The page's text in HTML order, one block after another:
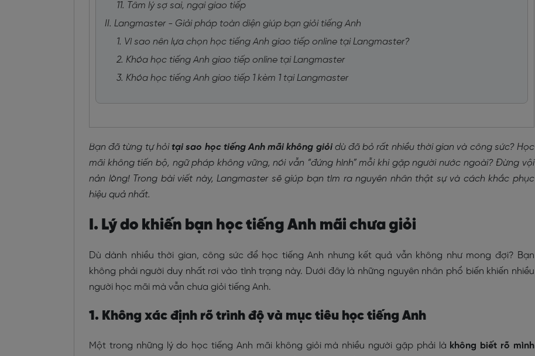
11. Tâm lý sợ sai, ngại giao tiếp
II. Langmaster - Giải pháp toàn diện giúp bạn giỏi tiếng Anh
1. Vì sao nên lựa chọn học tiếng Anh giao tiếp online tại Langmaster?
2. Khóa học tiếng Anh giao tiếp online tại Langmaster
3. Khóa học tiếng Anh giao tiếp 1 kèm 1 tại Langmaster
Bạn đã từng tự hỏitại sao học tiếng Anh mãi không giỏidù đã bỏ rất nhiều thời gian và công sức? Học
mãi không tiến bộ, ngữ pháp không vững, nói vẫn “đứng hình” mỗi khi gặp người nước ngoài? Đừng vội
nản lòng! Trong bài viết này, Langmaster sẽ giúp bạn tìm ra nguyên nhân thật sự và cách khắc phục
hiệu quả nhất.
I. Lý do khiến bạn học tiếng Anh mãi chưa giỏi
Dù dành nhiều thời gian, công sức để học tiếng Anh nhưng kết quả vẫn không như mong đợi? Bạn
không phải người duy nhất rơi vào tình trạng này. Dưới đây là những nguyên nhân phổ biến khiến nhiều
người học mãi mà vẫn chưa giỏi tiếng Anh.
1. Không xác định rõ trình độ và mục tiêu học tiếng Anh
Một trong những lý do học tiếng Anh mãi không giỏi mà nhiều người gặp phải là không biết rõ mình